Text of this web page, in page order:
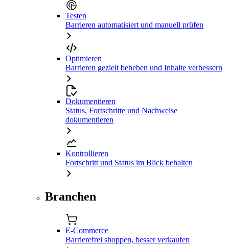
Testen
Barrieren automatisiert und manuell prüfen
Optimieren
Barrieren gezielt beheben und Inhalte verbessern
Dokumentieren
Status, Fortschritte und Nachweise
dokumentieren
Kontrollieren
Fortschritt und Status im Blick behalten
Branchen
E-Commerce
Barrierefrei shoppen, besser verkaufen